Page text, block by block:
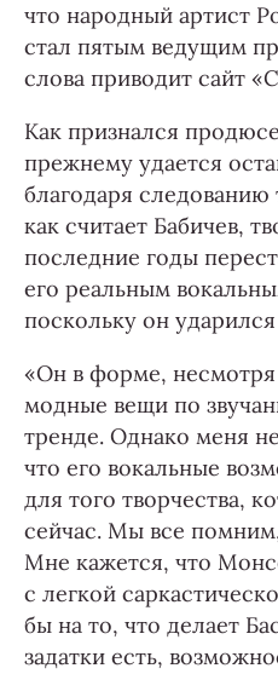
что народный артист
стал пятым ведущим
слова приводит сайт
Как признался
прежнему удается
благодаря
как считает Бабичев,
последние годы
его реальным
поскольку он
«Он в форме, несмотря
модные вещи по
тренде. Однако меня
что его вокальные
для того творчества,
сейчас. Мы все
Мне кажется, что
с легкой
бы на то, что делает
задатки есть,